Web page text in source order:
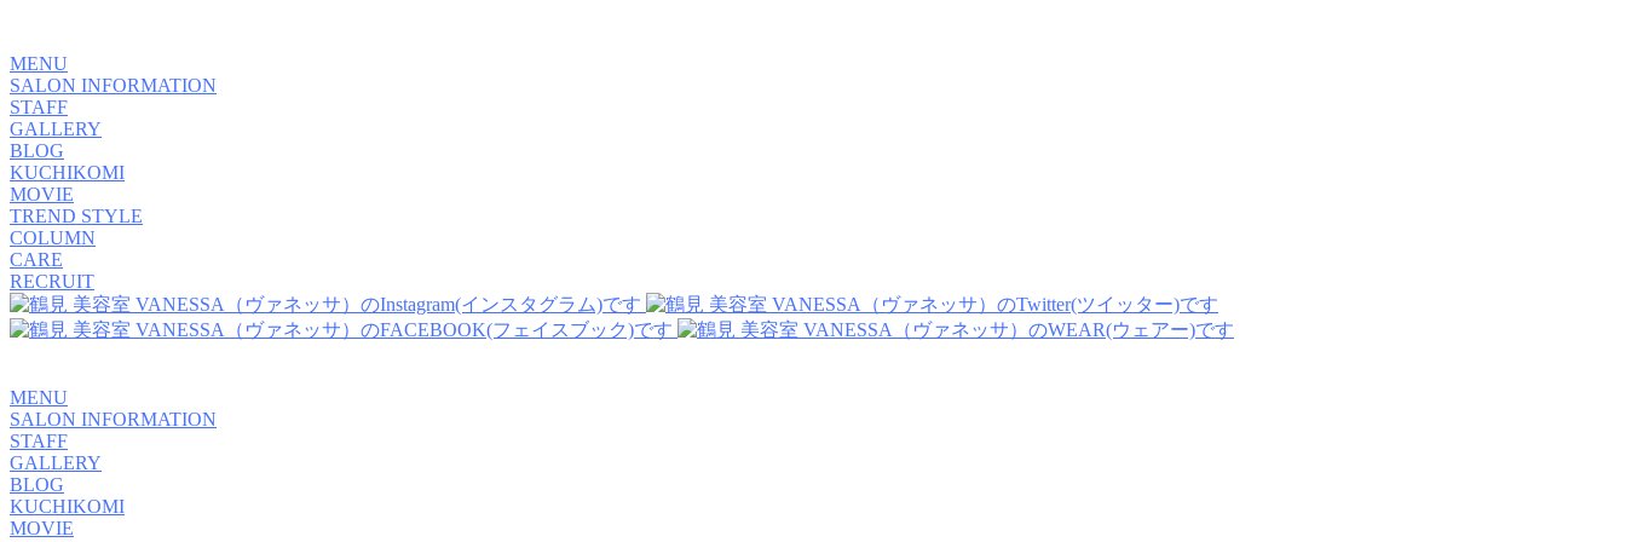
MENU
SALON INFORMATION
STAFF
GALLERY
BLOG
KUCHIKOMI
MOVIE
TREND STYLE
COLUMN
CARE
RECRUIT
MENU
SALON INFORMATION
STAFF
GALLERY
BLOG
KUCHIKOMI
MOVIE